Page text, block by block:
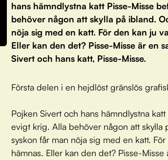
hans hämndlystna katt Pisse-Misse
behöver någon att skylla på ibland.
nöja sig med en katt. För den kan ju
Eller kan den det? Pisse-Misse är en
Sivert och hans katt, Pisse-Misse.
Första delen i en hejdlöst gränslös
Pojken Sivert och hans hämndlystna
evigt krig. Alla behöver någon att skylla
syskon får man nöja sig med en katt.
hämnas. Eller kan den det? Pisse-